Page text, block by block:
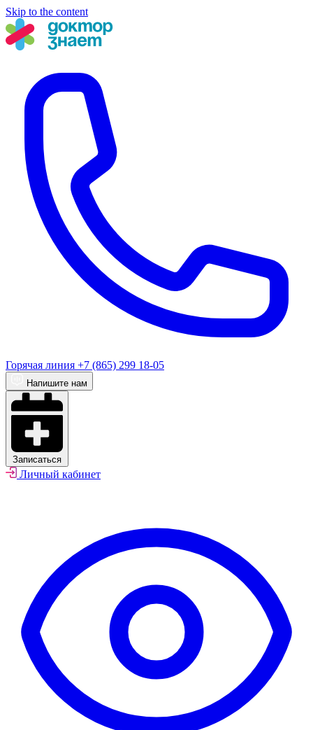
Skip to the content
Горячая линия +7 (865) 299 18-05
Напишите нам
Записаться
Личный кабинет